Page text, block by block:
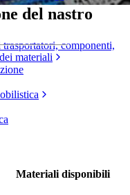
componenti,
materiali
del nastro
Materiali disponibili